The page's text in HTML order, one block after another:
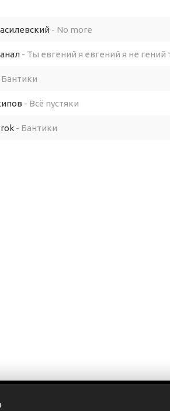
- No more
- Ты евгений я евгений я не гений
Бантики
- Всё пустяки
- Бантики